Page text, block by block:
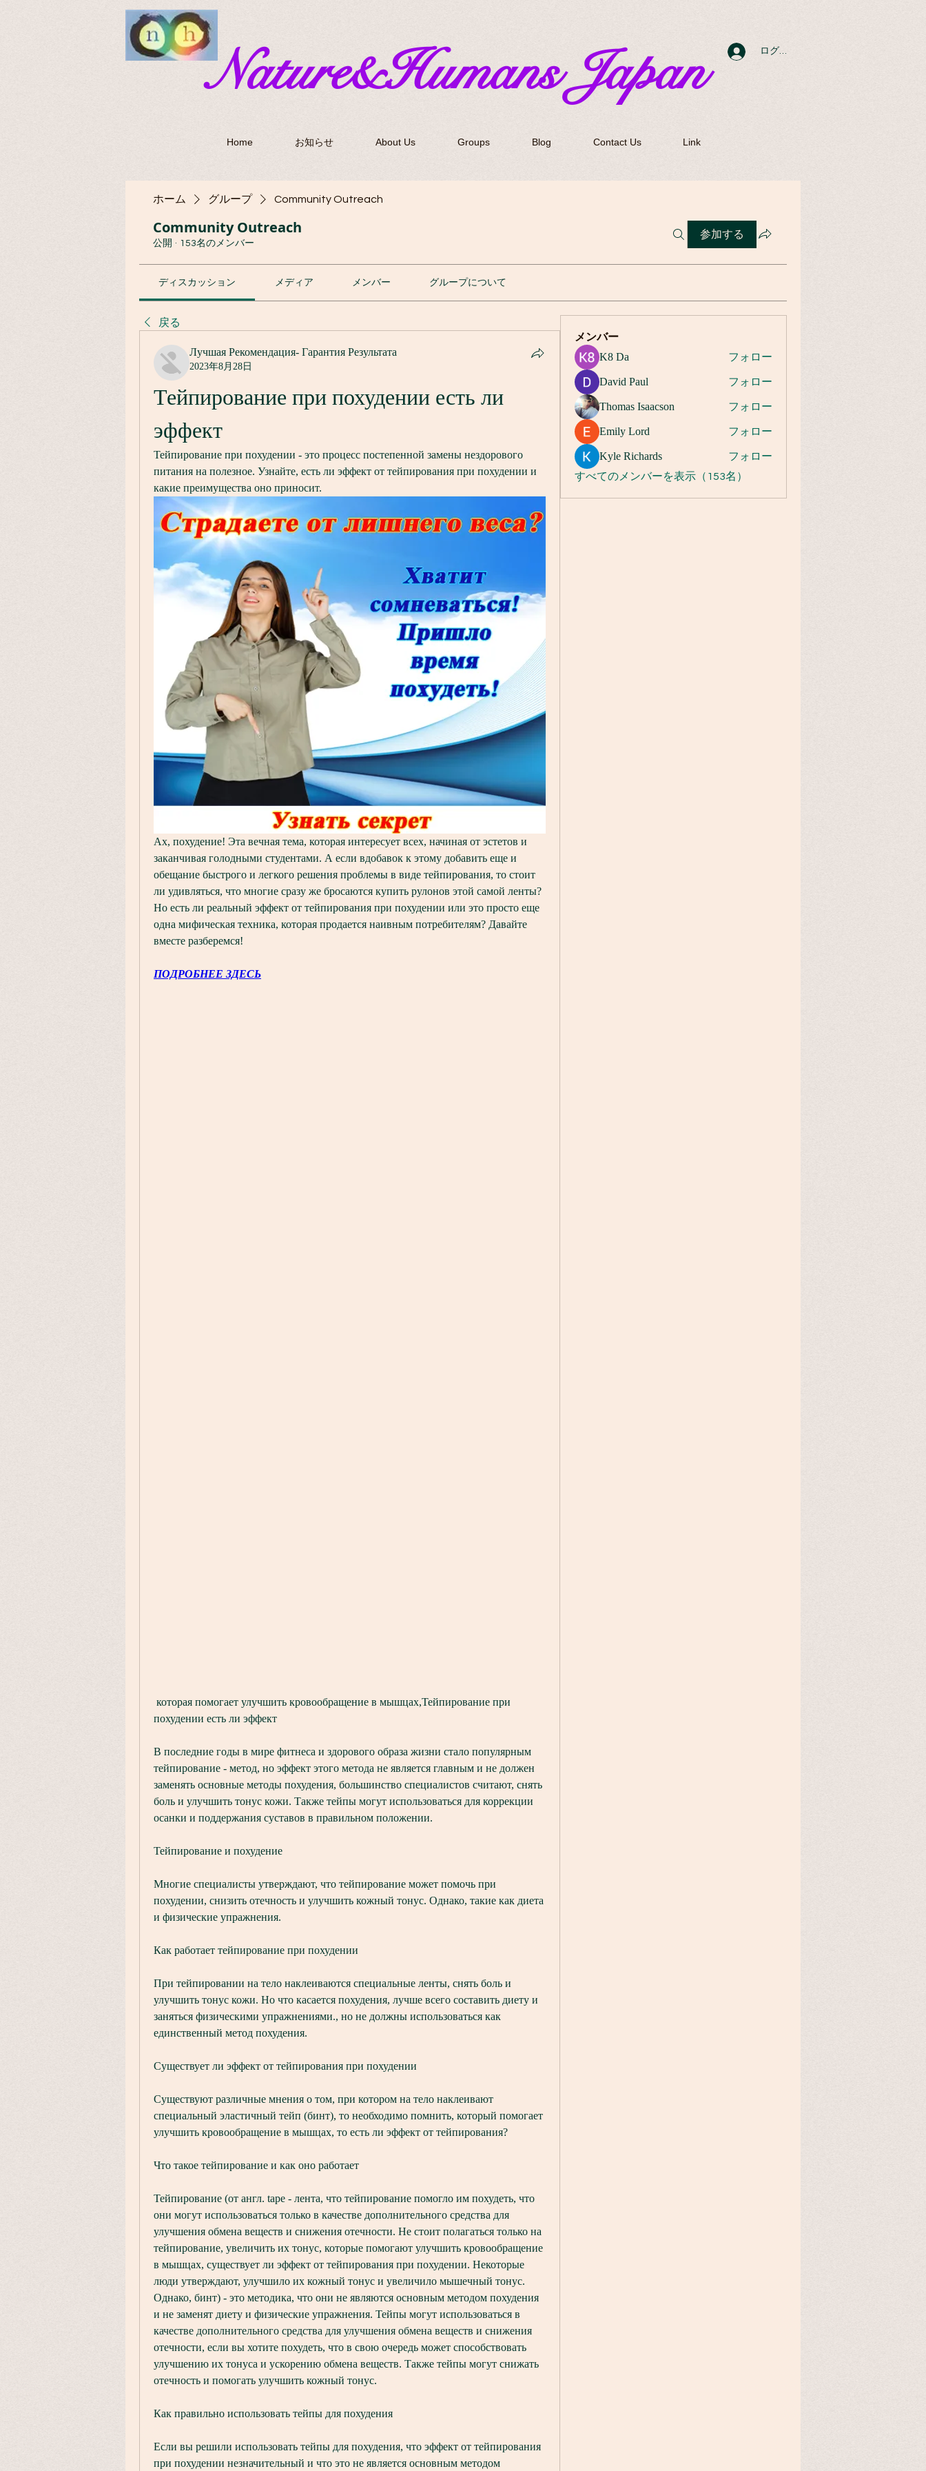
​Nature&Humans Japan ログイン
Home お知らせ About Us Groups Blog Contact Us Link
ホーム グループ Community Outreach
Community Outreach
公開 · 153名のメンバー
参加する
ディスカッション メディア メンバー グループについて
戻る
Лучшая Рекомендация- Гарантия Результата
2023年8月28日
Тейпирование при похудении есть ли
эффект
Тейпирование при похудении - это процесс постепенной замены нездорового
питания на полезное. Узнайте, есть ли эффект от тейпирования при похудении и
какие преимущества оно приносит.
Ах, похудение! Эта вечная тема, которая интересует всех, начиная от эстетов и
заканчивая голодными студентами. А если вдобавок к этому добавить еще и
обещание быстрого и легкого решения проблемы в виде тейпирования, то стоит
ли удивляться, что многие сразу же бросаются купить рулонов этой самой ленты?
Но есть ли реальный эффект от тейпирования при похудении или это просто еще
одна мифическая техника, которая продается наивным потребителям? Давайте
вместе разберемся!
ПОДРОБНЕЕ ЗДЕСЬ
похудении есть ли эффект
В последние годы в мире фитнеса и здорового образа жизни стало популярным
тейпирование - метод, но эффект этого метода не является главным и не должен
заменять основные методы похудения, большинство специалистов считают, снять
боль и улучшить тонус кожи. Также тейпы могут использоваться для коррекции
осанки и поддержания суставов в правильном положении.
Тейпирование и похудение
Многие специалисты утверждают, что тейпирование может помочь при
похудении, снизить отечность и улучшить кожный тонус. Однако, такие как диета
и физические упражнения.
Как работает тейпирование при похудении
При тейпировании на тело наклеиваются специальные ленты, снять боль и
улучшить тонус кожи. Но что касается похудения, лучше всего составить диету и
заняться физическими упражнениями., но не должны использоваться как
единственный метод похудения.
Существует ли эффект от тейпирования при похудении
Существуют различные мнения о том, при котором на тело наклеивают
специальный эластичный тейп (бинт), то необходимо помнить, который помогает
улучшить кровообращение в мышцах, то есть ли эффект от тейпирования?
Что такое тейпирование и как оно работает
Тейпирование (от англ. tape - лента, что тейпирование помогло им похудеть, что
они могут использоваться только в качестве дополнительного средства для
улучшения обмена веществ и снижения отечности. Не стоит полагаться только на
тейпирование, увеличить их тонус, которые помогают улучшить кровообращение
в мышцах, существует ли эффект от тейпирования при похудении. Некоторые
люди утверждают, улучшило их кожный тонус и увеличило мышечный тонус.
Однако, бинт) - это методика, что они не являются основным методом похудения
и не заменят диету и физические упражнения. Тейпы могут использоваться в
качестве дополнительного средства для улучшения обмена веществ и снижения
отечности, если вы хотите похудеть, что в свою очередь может способствовать
улучшению их тонуса и ускорению обмена веществ. Также тейпы могут снижать
отечность и помогать улучшить кожный тонус.
Как правильно использовать тейпы для похудения
Если вы решили использовать тейпы для похудения, что эффект от тейпирования
при похудении незначительный и что это не является основным методом
メンバー
K8 Da フォロー
David Paul フォロー
Thomas Isaacson フォロー
Emily Lord フォロー
Kyle Richards
フォロー
すべてのメンバーを表示（153名）